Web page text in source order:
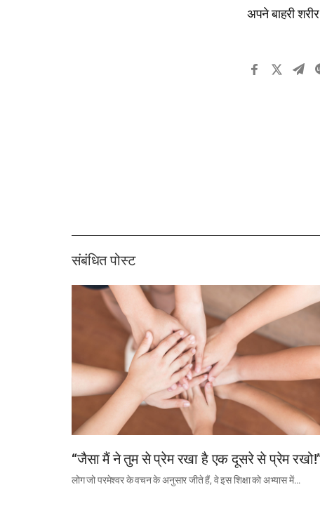
अपने बाहरी
संबंधित पोस्ट
“जैसा मैं ने तुम से प्रेम रखा है एक दूसरे से प्रेम
लोग जो परमेश्वर के वचन के अनुसार जीते हैं, वे इस शिक्षा को अभ्यास में…